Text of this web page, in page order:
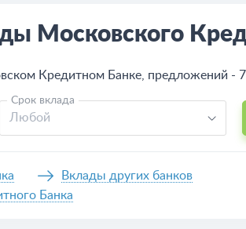
Московского
Кредитном Банке, предложений -
Срок вклада
Любой
Вклады других банков
Банка